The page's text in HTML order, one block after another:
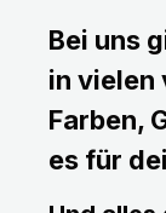
Bei uns
in vielen
Farben,
es für